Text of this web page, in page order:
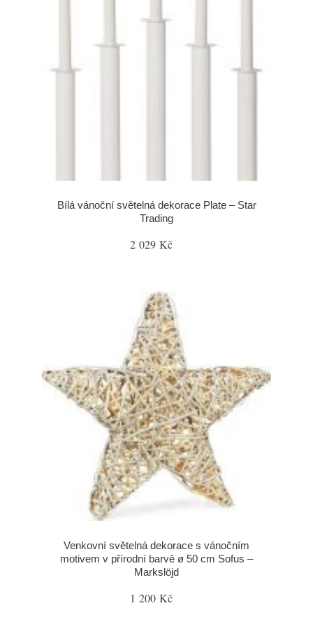
Bílá vánoční světelná dekorace Plate – Star
Trading
2 029 Kč
Venkovní světelná dekorace s vánočním
motivem v přírodní barvě ø 50 cm Sofus –
Markslöjd
1 200 Kč